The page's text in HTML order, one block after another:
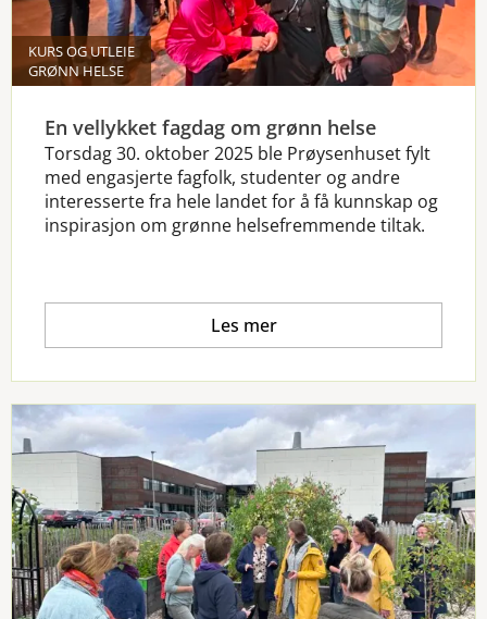
KURS OG UTLEIE
GRØNN HELSE
En vellykket fagdag om grønn helse
Torsdag 30. oktober 2025 ble Prøysenhuset fylt
med engasjerte fagfolk, studenter og andre
interesserte fra hele landet for å få kunnskap og
inspirasjon om grønne helsefremmende tiltak.
Les mer